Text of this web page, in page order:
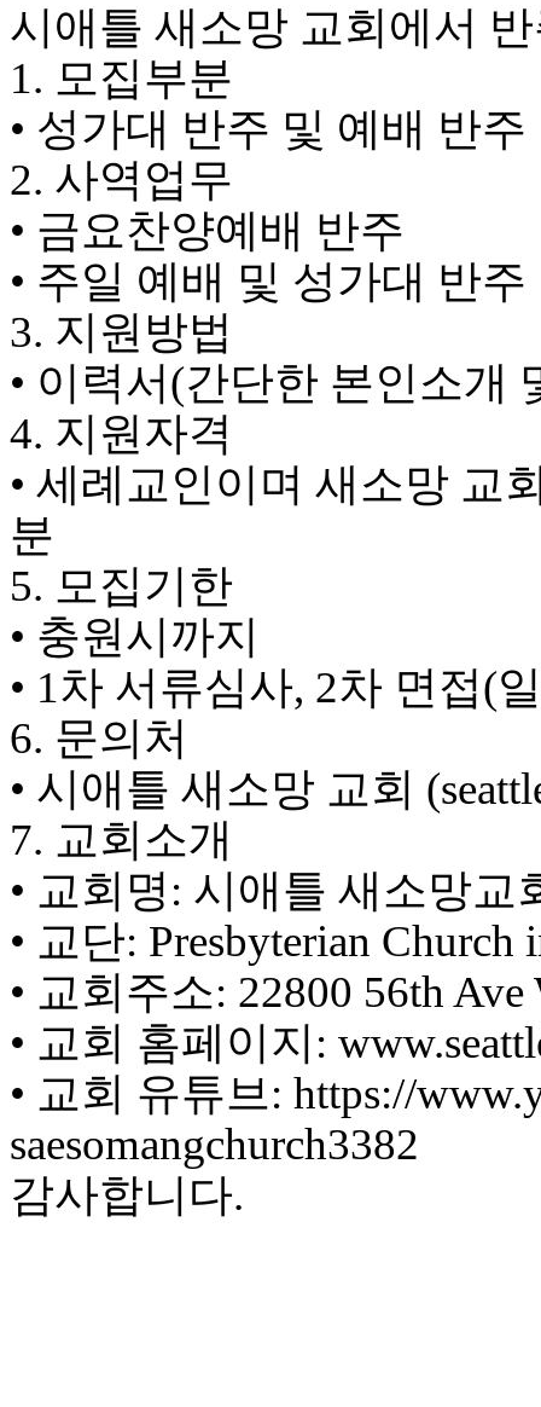
키
주
소
minky
체
출
장
마
브
약
국
소
야
우
성
비
아
탑-
프
리
구
입
발
부
전
치
약
심
절
리
e
뉴
스
신
시애틀 새소망 교회에서
1. 모집부분
• 성가대 반주 및 예배 반주
2. 사역업무
• 금요찬양예배 반주
• 주일 예배 및 성가대 반주
3. 지원방법
• 이력서(간단한 본인소개
4. 지원자격
• 세례교인이며 새소망 교
분
5. 모집기한
• 충원시까지
• 1차 서류심사, 2차 면접(
6. 문의처
• 시애틀 새소망 교회
7. 교회소개
• 교회명: 시애틀 새소망교
• 교단: Presbyterian Church
• 교회주소: 22800 56th Ave
• 교회 홈페이지:
• 교회 유튜브: https://
saesomangchurch3382
감사합니다.